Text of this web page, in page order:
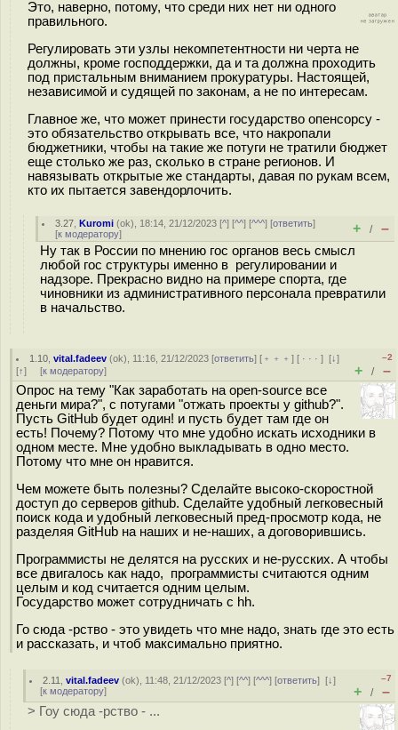
Это, наверно, потому, что среди них нет ни одного
правильного.
Регулировать эти узлы некомпетентности ни черта не
должны, кроме господдержки, да и та должна проходить
под пристальным вниманием прокуратуры. Настоящей,
независимой и судящей по законам, а не по интересам.
Главное же, что может принести государство опенсорсу -
это обязательство открывать все, что накропали
бюджетники, чтобы на такие же потуги не тратили бюджет
еще столько же раз, сколько в стране регионов. И
навязывать открытые же стандарты, давая по рукам всем,
кто их пытается завендорлочить.
3.27 ,Kuromi (ok), 18:14, 21/12/2023 [^] [^^] [^^^] [ответить]
[к модератору] + / –
Ну так в России по мнению гос органов весь смысл
любой гос структуры именно в регулировании и
надзоре. Прекрасно видно на примере спорта, где
чиновники из административного персонала превратили
в начальство.
1.10 ,vital.fadeev (ok), 11:16, 21/12/2023 [ответить] [ ﹢﹢﹢] [ · · ·][↓]
[↑] [к модератору]
–2
+ / –
Опрос на тему "Как заработать на open-source все
деньги мира?", с потугами "отжать проекты у github?".
Пусть GitHub будет один! и пусть будет там где он
есть! Почему? Потому что мне удобно искать исходники в
одном месте. Мне удобно выкладывать в одно место.
Потому что мне он нравится.
Чем можете быть полезны? Сделайте высоко-скоростной
доступ до серверов github. Сделайте удобный легковесный
поиск кода и удобный легковесный пред-просмотр кода, не
разделяя GitHub на наших и не-наших, а договорившись.
Программисты не делятся на русских и не-русских. А чтобы
все двигалось как надо, программисты считаются одним
целым и код считается одним целым.
Государство может сотрудничать с hh.
Го сюда -рство - это увидеть что мне надо, знать где это есть
и рассказать, и чтоб максимально приятно.
2.11 ,vital.fadeev (ok), 11:48, 21/12/2023 [^] [^^] [^^^] [ответить][↓]
[к модератору]
–7
+ / –
> Гоу сюда -рство - ...